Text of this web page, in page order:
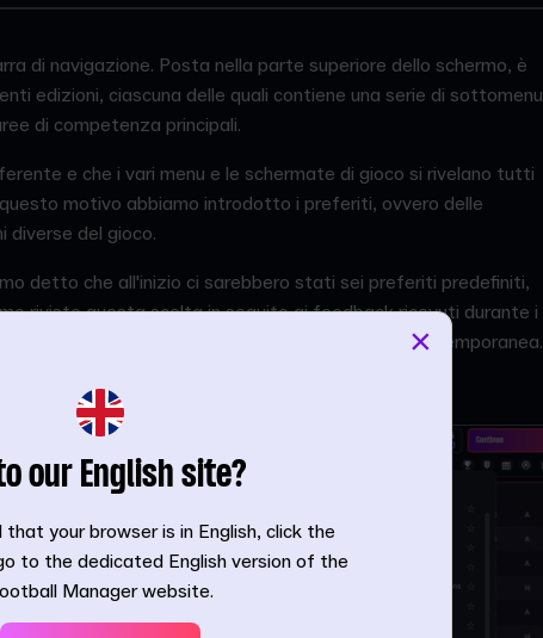
di navigazione. Posta nella parte superiore dello schermo, è
edizioni, ciascuna delle quali contiene una serie di sottomenu
di competenza principali.
e che i vari menu e le schermate di gioco si rivelano tutti
motivo abbiamo introdotto i preferiti, ovvero delle
diverse del gioco.
detto che all'inizio ci sarebbero stati sei preferiti predefiniti,
rivisto questa scelta in seguito ai feedback ricevuti durante i
è possibile avere fino a 12 preferiti in contemporanea.
our English site?
your browser is in English, click the
to the dedicated English version of the
Manager website.
×